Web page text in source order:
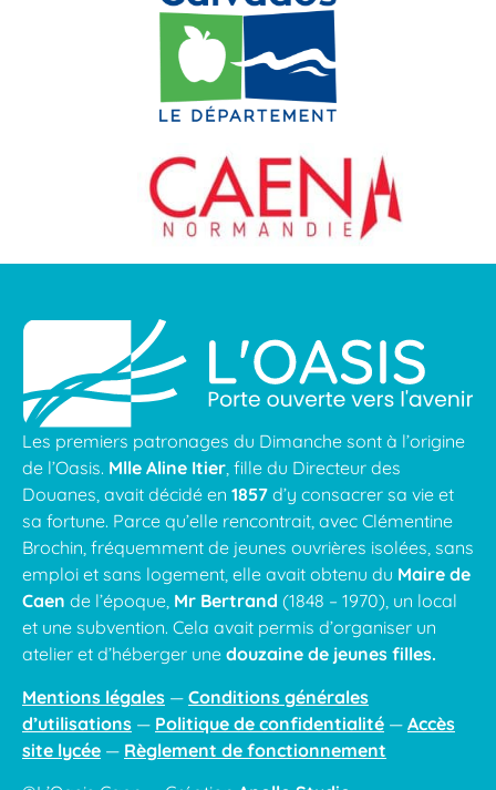
Les premiers patronages du Dimanche sont à l’origine
de l’Oasis. Mlle Aline Itier, fille du Directeur des
Douanes, avait décidé en 1857 d’y consacrer sa vie et
sa fortune. Parce qu’elle rencontrait, avec Clémentine
Brochin, fréquemment de jeunes ouvrières isolées, sans
emploi et sans logement, elle avait obtenu du Maire de
Caen de l’époque, Mr Bertrand (1848 – 1970), un local
et une subvention. Cela avait permis d’organiser un
atelier et d’héberger une douzaine de jeunes filles.
Mentions légales — Conditions générales
d’utilisations — Politique de confidentialité — Accès
site lycée — Règlement de fonctionnement